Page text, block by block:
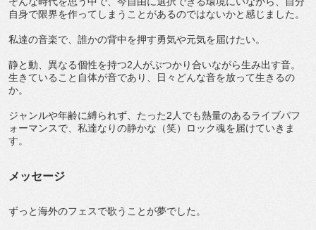
自身で限界を作ってしまうことがあるのではないかと感じました。
私達の音楽で、誰かの背中を押す勇気や元気を届けたい。
静と動、異なる個性を持つ2人がぶつかり合いながら生み出す音。
生きていること自体が音であり、日々どんな音を放って生きるの
か。
ジャンルや年齢に縛られず、たった2人でも熱量のあるライブパフ
ォーマンスで、私達なりの静かな（笑）ロック魂を届けていきま
す。
メッセージ
ずっと海外のフェスで歌うことが夢でした。